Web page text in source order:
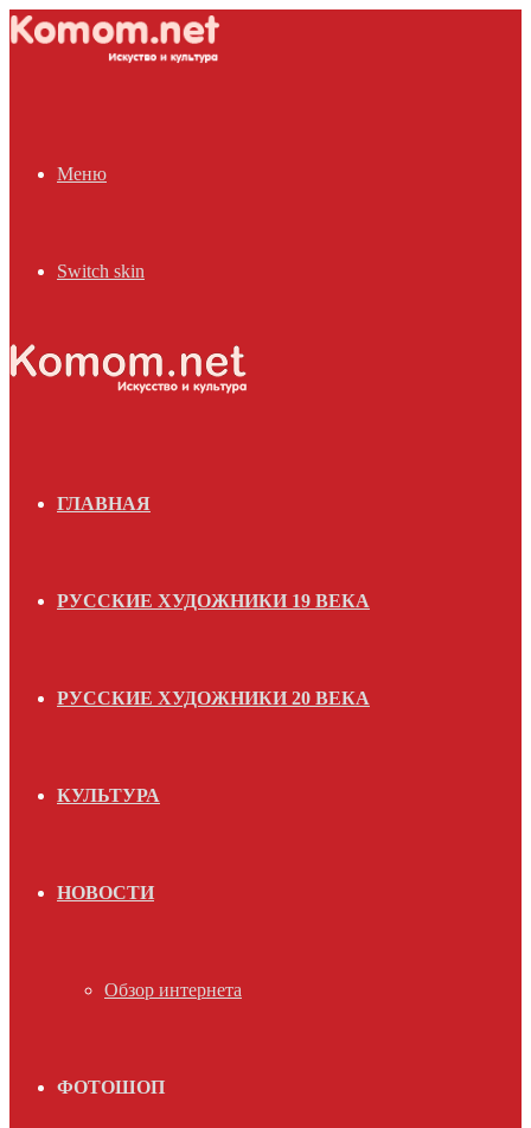
Меню
Switch skin
ГЛАВНАЯ
РУССКИЕ ХУДОЖНИКИ 19 ВЕКА
РУССКИЕ ХУДОЖНИКИ 20 ВЕКА
КУЛЬТУРА
НОВОСТИ
Обзор интернета
ФОТОШОП